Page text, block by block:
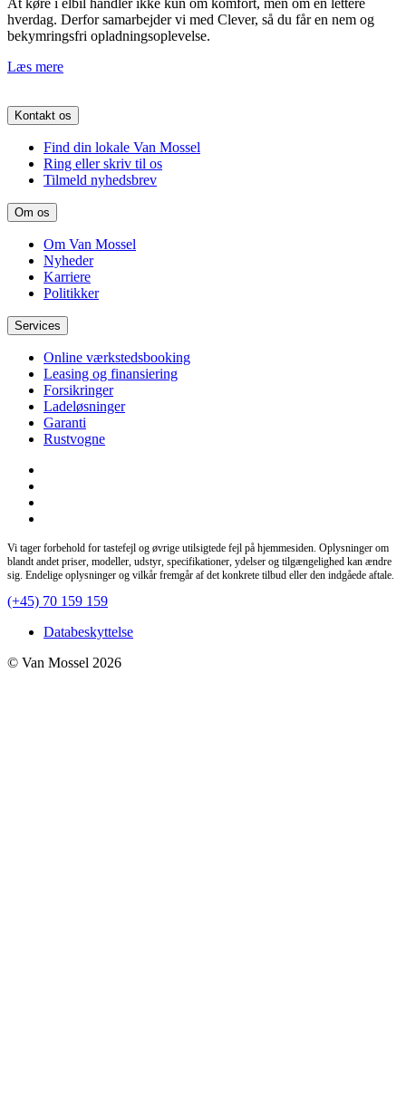
At køre i elbil handler ikke kun om komfort, men om en lettere
hverdag. Derfor samarbejder vi med Clever, så du får en nem og
bekymringsfri opladningsoplevelse.
Læs mere
Kontakt os
Find din lokale Van Mossel
Ring eller skriv til os
Tilmeld nyhedsbrev
Om os
Om Van Mossel
Nyheder
Karriere
Politikker
Services
Online værkstedsbooking
Leasing og finansiering
Forsikringer
Ladeløsninger
Garanti
Rustvogne
Vi tager forbehold for tastefejl og øvrige utilsigtede fejl på hjemmesiden. Oplysninger om
blandt andet priser, modeller, udstyr, specifikationer, ydelser og tilgængelighed kan ændre
sig. Endelige oplysninger og vilkår fremgår af det konkrete tilbud eller den indgåede aftale.
(+45) 70 159 159
Databeskyttelse
© Van Mossel 2026